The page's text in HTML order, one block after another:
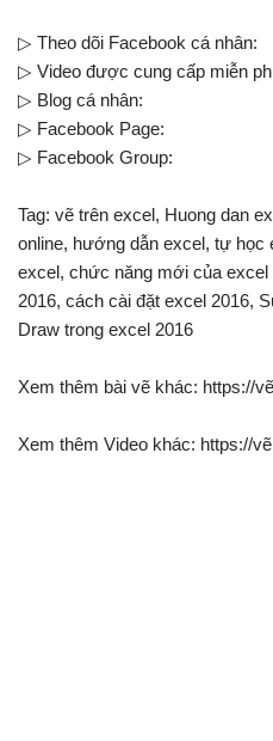
▷ Theo dõi Facebook cá nhân:
▷ Video được cung cấp miễn
▷ Blog cá nhân:
▷ Facebook Page:
▷ Facebook Group:
Tag: vẽ trên excel, Huong dan
online, hướng dẫn excel, tự học
excel, chức năng mới của
2016, cách cài đặt excel 2016,
Draw trong excel 2016
Xem thêm bài vẽ khác: https://
Xem thêm Video khác: https://